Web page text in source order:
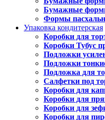
Бумажные
Формы
Упаковка кондитерская
Коробки для
Коробки Тубус
Подложки
Подложки
Подложка для
Салфетки под
Коробки для
Коробки для
Коробки для
Коробки для